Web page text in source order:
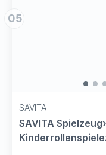
05
SAVITA
SAVITA